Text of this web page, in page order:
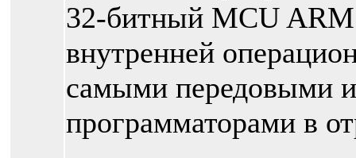
32-битный MCU
внутренней
самыми передовыми
программаторами в